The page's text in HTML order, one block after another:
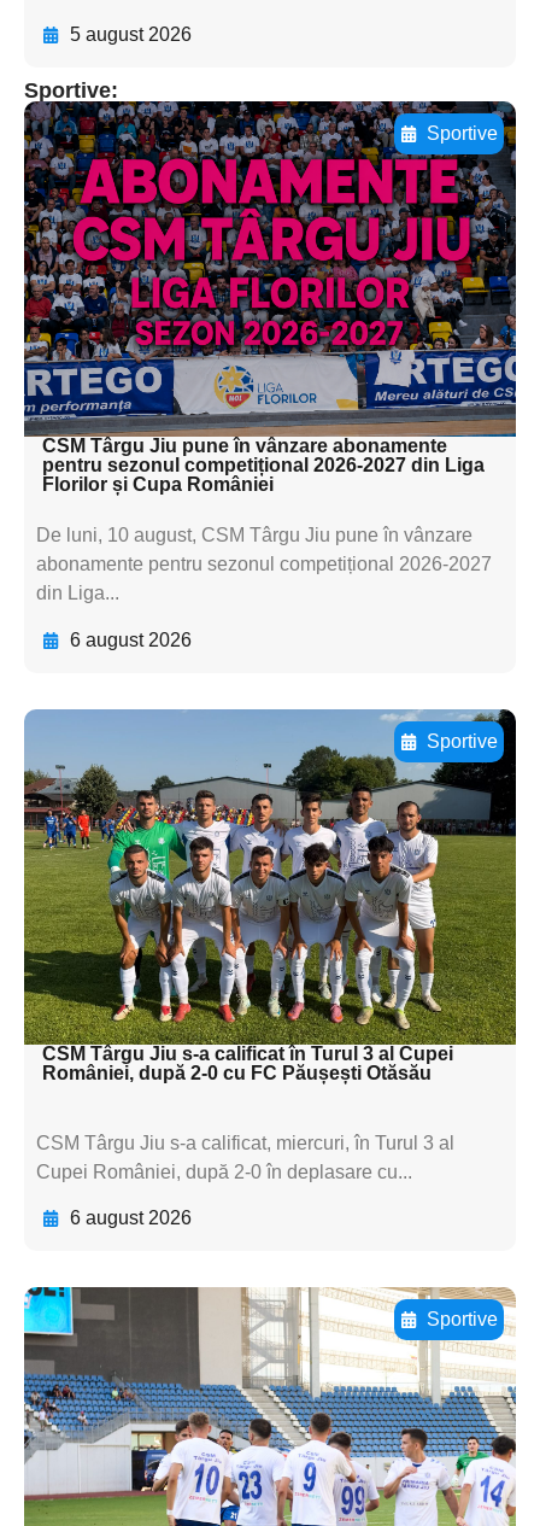
5 august 2026
Sportive:
Sportive
Adaugă aici textul pentru
subtitluAdaugă aici
textul pentru
subtitluAdaugă aici
textul pentru
subtitluAdaugă aici
textul pentru subti
CSM Târgu Jiu pune în vânzare abonamente
pentru sezonul competițional 2026-2027 din Liga
Florilor și Cupa României
De luni, 10 august, CSM Târgu Jiu pune în vânzare
abonamente pentru sezonul competițional 2026-2027
din Liga...
6 august 2026
Sportive
Adaugă aici textul pentru
subtitluAdaugă aici
textul pentru
subtitluAdaugă aici
textul pentru
subtitluAdaugă aici
textul pentru subti
CSM Târgu Jiu s-a calificat în Turul 3 al Cupei
României, după 2-0 cu FC Păușești Otăsău
CSM Târgu Jiu s-a calificat, miercuri, în Turul 3 al
Cupei României, după 2-0 în deplasare cu...
6 august 2026
Sportive
Adaugă aici textul pentru
subtitluAdaugă aici
textul pentru
subtitluAdaugă aici
textul pentru